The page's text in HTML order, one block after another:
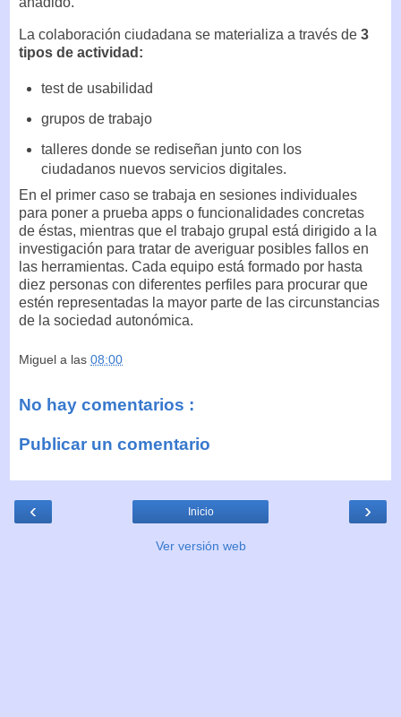
La colaboración ciudadana se materializa a través de 3
tipos de actividad:
test de usabilidad
grupos de trabajo
talleres donde se rediseñan junto con los
ciudadanos nuevos servicios digitales.
En el primer caso se trabaja en sesiones individuales
para poner a prueba apps o funcionalidades concretas
de éstas, mientras que el trabajo grupal está dirigido a la
investigación para tratar de averiguar posibles fallos en
las herramientas. Cada equipo está formado por hasta
diez personas con diferentes perfiles para procurar que
estén representadas la mayor parte de las circunstancias
de la sociedad autonómica.
Miguel a las 08:00
No hay comentarios :
Publicar un comentario
‹ ›
Inicio
Ver versión web